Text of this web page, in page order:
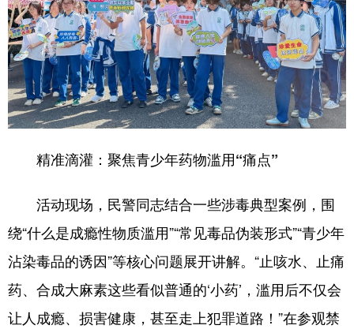
精准滴灌：聚焦青少年药物滥用“痛点”
活动现场，民警同志结合一些涉毒典型案例，围
绕“什么是成瘾性物质滥用”“常见毒品伪装形式”“青少年
沾染毒品的诱因”等核心问题展开讲解。“止咳水、止痛
药、合成大麻素这些看似普通的‘小药’，滥用后不仅会
让人成瘾、损害健康，甚至走上犯罪道路！”在参观禁